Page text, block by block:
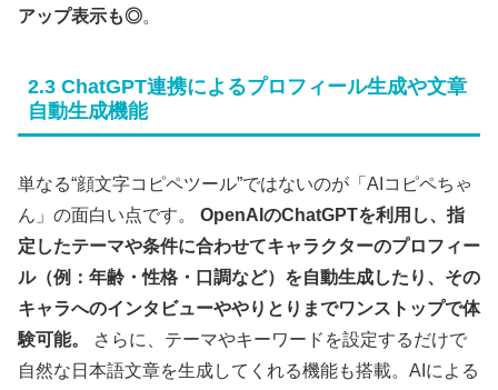
アップ表示も◎。
2.3 ChatGPT連携によるプロフィール生成や文章
自動生成機能
単なる“顔文字コピペツール”ではないのが「AIコピペちゃ
ん」の面白い点です。 OpenAIのChatGPTを利用し、指
定したテーマや条件に合わせてキャラクターのプロフィー
ル（例：年齢・性格・口調など）を自動生成したり、その
キャラへのインタビューややりとりまでワンストップで体
験可能。
さらに、テーマやキーワードを設定するだけで
自然な日本語文章を生成してくれる機能も搭載。AIによる